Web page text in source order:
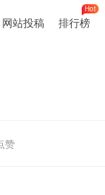
网站投稿 排行榜
Hot
赞